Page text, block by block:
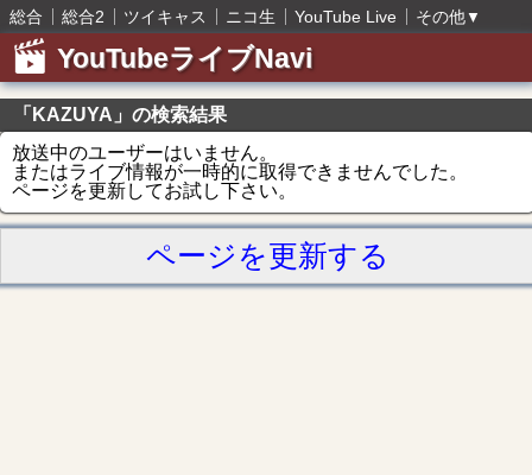
総合 総合2 ツイキャス ニコ生 YouTube Live その他▼
YouTubeライブNavi
「KAZUYA」の検索結果
放送中のユーザーはいません。
またはライブ情報が一時的に取得できませんでした。
ページを更新してお試し下さい。
ページを更新する